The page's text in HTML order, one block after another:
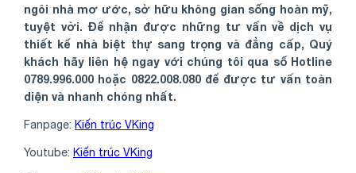
ngôi nhà mơ ước, sở hữu không gian sống hoàn mỹ,
tuyệt vời. Để nhận được những tư vấn về dịch vụ
thiết kế nhà biệt thự sang trọng và đẳng cấp, Quý
khách hãy liên hệ ngay với chúng tôi qua số Hotline
0789.996.000 hoặc 0822.008.080 để được tư vấn toàn
diện và nhanh chóng nhất.
Fanpage: Kiến trúc VKing
Youtube: Kiến trúc VKing